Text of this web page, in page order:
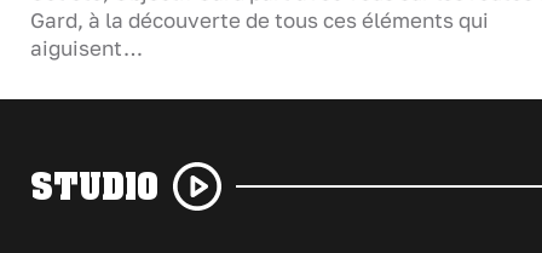
Gard, à la découverte de tous ces éléments qui
aiguisent…
STUDIO